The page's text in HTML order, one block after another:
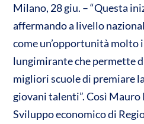
s
A
p
p
b
o
o
k
er
n
di
vi
di
Milano, 28 giu. – “Questa
affermando a livello
come un’opportunità molto
lungimirante che permette
migliori scuole di premiare
giovani talenti”. Così
Sviluppo economico di